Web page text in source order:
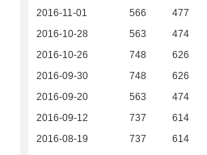
2016-11-01 566 477
2016-10-28 563 474
2016-10-26 748 626
2016-09-30 748 626
2016-09-20 563 474
2016-09-12 737 614
2016-08-19 737 614